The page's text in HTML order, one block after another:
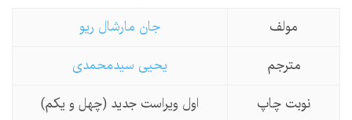
مولف
جان مارشال ریو
مترجم
یحیی سیدمحمدی
نوبت چاپ
اول ویراست جدید (چهل و یکم)